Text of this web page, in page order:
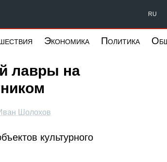
Запад RU
Экономика Политика
лавры на
Шолохов
культурного